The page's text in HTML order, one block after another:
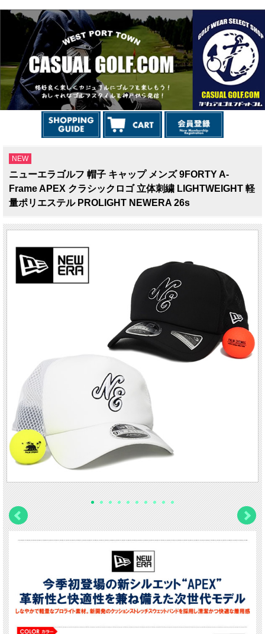
NEW
ニューエラゴルフ 帽子 キャップ メンズ 9FORTY A-
Frame APEX クラシックロゴ 立体刺繍 LIGHTWEIGHT 軽
量ポリエステル PROLIGHT NEWERA 26s